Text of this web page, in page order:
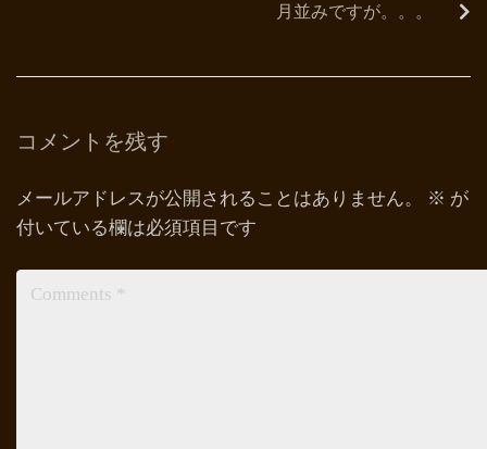
月並みですが。。。
コメントを残す
メールアドレスが公開されることはありません。 ※ が
付いている欄は必須項目です